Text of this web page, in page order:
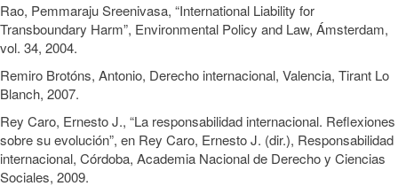
Rao, Pemmaraju Sreenivasa, “International Liability for
Transboundary Harm”, Environmental Policy and Law, Ámsterdam,
vol. 34, 2004.
Remiro Brotóns, Antonio, Derecho internacional, Valencia, Tirant Lo
Blanch, 2007.
Rey Caro, Ernesto J., “La responsabilidad internacional. Reflexiones
sobre su evolución”, en Rey Caro, Ernesto J. (dir.), Responsabilidad
internacional, Córdoba, Academia Nacional de Derecho y Ciencias
Sociales, 2009.